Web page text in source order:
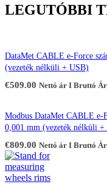
LEGUTÓBBI
DataMet CABLE e-Force
(vezeték nélküli + USB)
€509.00 Nettó ár I Bruttó
Modbus DataMet CABLE e-
0,001 mm (vezeték nélküli
€809.00 Nettó ár I Bruttó